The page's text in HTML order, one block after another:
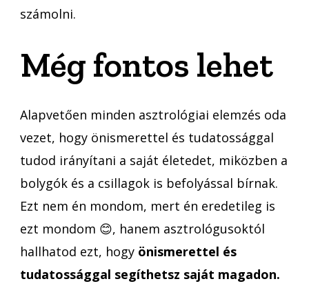
számolni.
Még fontos lehet
Alapvetően minden asztrológiai elemzés oda
vezet, hogy önismerettel és tudatossággal
tudod irányítani a saját életedet, miközben a
bolygók és a csillagok is befolyással bírnak.
Ezt nem én mondom, mert én eredetileg is
ezt mondom 😊, hanem asztrológusoktól
hallhatod ezt, hogy önismerettel és
tudatossággal segíthetsz saját magadon.